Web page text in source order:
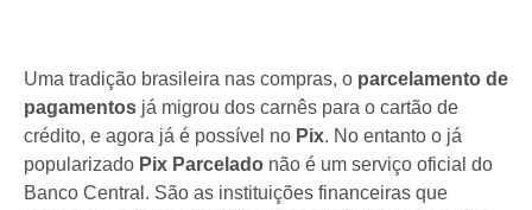
Uma tradição brasileira nas compras, o parcelamento de
pagamentos já migrou dos carnês para o cartão de
crédito, e agora já é possível no Pix. No entanto o já
popularizado Pix Parcelado não é um serviço oficial do
Banco Central. São as instituições financeiras que